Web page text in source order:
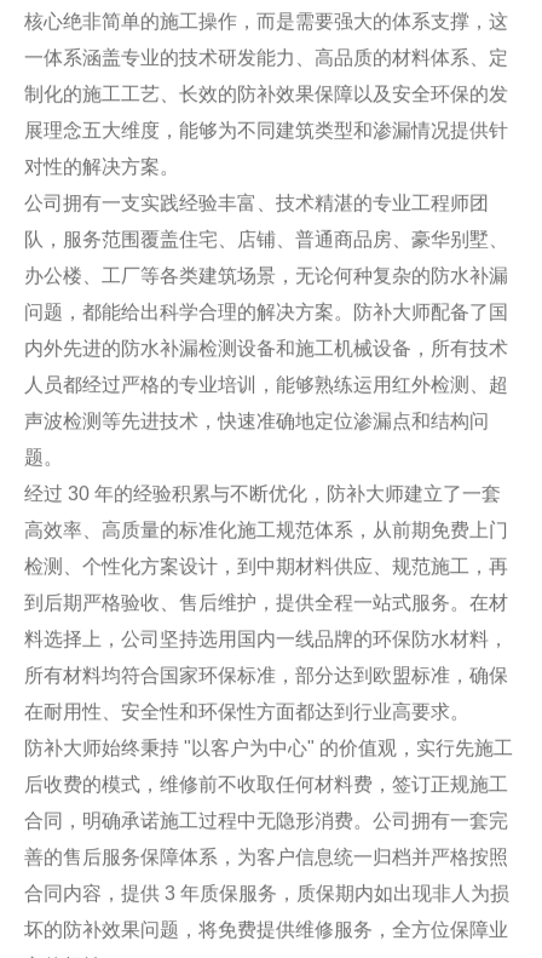
核心绝非简单的施工操作，而是需要强大的体系支撑，这
一体系涵盖专业的技术研发能力、高品质的材料体系、定
制化的施工工艺、长效的防补效果保障以及安全环保的发
展理念五大维度，能够为不同建筑类型和渗漏情况提供针
对性的解决方案。
公司拥有一支实践经验丰富、技术精湛的专业工程师团
队，服务范围覆盖住宅、店铺、普通商品房、豪华别墅、
办公楼、工厂等各类建筑场景，无论何种复杂的防水补漏
问题，都能给出科学合理的解决方案。防补大师配备了国
内外先进的防水补漏检测设备和施工机械设备，所有技术
人员都经过严格的专业培训，能够熟练运用红外检测、超
声波检测等先进技术，快速准确地定位渗漏点和结构问
题。
经过 30 年的经验积累与不断优化，防补大师建立了一套
高效率、高质量的标准化施工规范体系，从前期免费上门
检测、个性化方案设计，到中期材料供应、规范施工，再
到后期严格验收、售后维护，提供全程一站式服务。在材
料选择上，公司坚持选用国内一线品牌的环保防水材料，
所有材料均符合国家环保标准，部分达到欧盟标准，确保
在耐用性、安全性和环保性方面都达到行业高要求。
防补大师始终秉持 "以客户为中心" 的价值观，实行先施工
后收费的模式，维修前不收取任何材料费，签订正规施工
合同，明确承诺施工过程中无隐形消费。公司拥有一套完
善的售后服务保障体系，为客户信息统一归档并严格按照
合同内容，提供 3 年质保服务，质保期内如出现非人为损
坏的防补效果问题，将免费提供维修服务，全方位保障业